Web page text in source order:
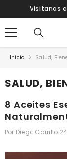
SALTAR AL CONTENIDO
Visitanos
Inicio Salud,
SALUD,
8 Aceites
Por Diego Carrillo